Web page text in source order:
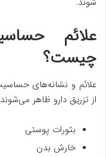
علائم
چیست؟
علائم و نشانه‌های
از تزریق دارو ظاهر
بثورات پوستی
خارش بدن